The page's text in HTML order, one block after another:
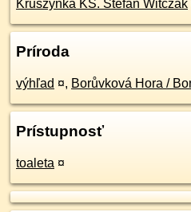
Kruszynka KS. Stefan Witczak
Príroda
výhľad ¤, Borůvková Hora /
Prístupnosť
toaleta ¤